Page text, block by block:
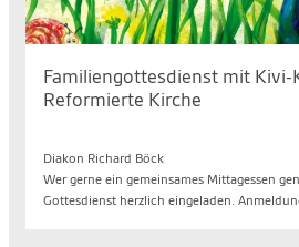
Familiengottesdienst mit Kivi-
Reformierte Kirche
Diakon Richard Böck
Wer gerne ein gemeinsames Mittagessen
Gottesdienst herzlich eingeladen.